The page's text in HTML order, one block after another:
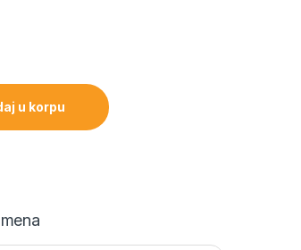
količina
u korpu